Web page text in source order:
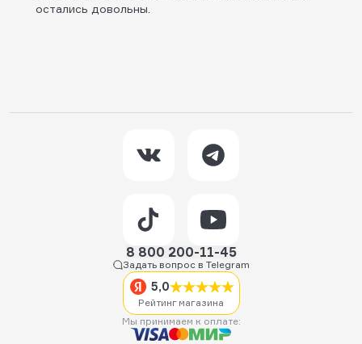
остались довольны.
8 800 200-11-45
Задать вопрос в Telegram
5,0
Рейтинг магазина
Мы принимаем к оплате: